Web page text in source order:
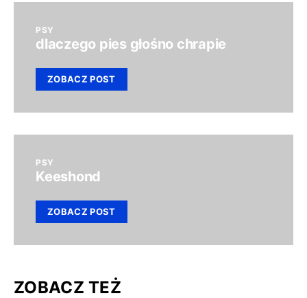
PSY
dlaczego pies głośno chrapie
ZOBACZ POST
PSY
Keeshond
ZOBACZ POST
ZOBACZ TEŻ